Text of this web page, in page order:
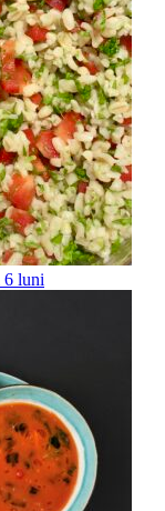
6 luni